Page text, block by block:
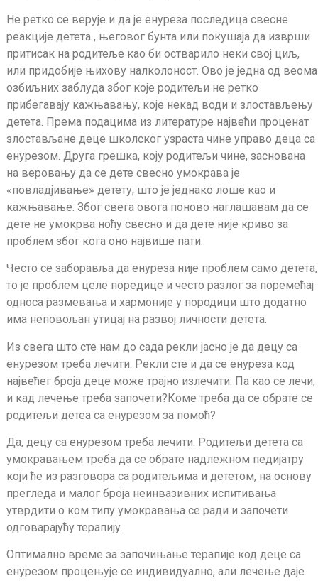
Не ретко се верује и да је енуреза последица свесне
реакције детета , његовог бунта или покушаја да изврши
притисак на родитеље као би остварило неки свој циљ,
или придобије њихову налколоност. Ово је једна од веома
озбиљних заблуда због које родитељи не ретко
прибегавају кажњавању, које некад води и злостављењу
детета. Према подацима из литературе највећи проценат
злостављане деце школског узраста чине управо деца са
енурезом. Друга грешка, коју родитељи чине, заснована
на веровању да се дете свесно умокрава је
«повладјивање» детету, што је једнако лоше као и
кажњавање. Због свега овога поново наглашавам да се
дете не умокрва ноћу свесно и да дете није криво за
проблем због кога оно највише пати.
Често се заборавља да енуреза није проблем само детета,
то је проблем целе поредице и често разлог за поремећај
односа размевања и хармоније у породици што додатно
има неповољан утицај на развој личности детета.
Из свега што сте нам до сада рекли јасно је да децу са
енурезом треба лечити. Рекли сте и да се енуреза код
највећег броја деце може трајно излечити. Па као се лечи,
и кад лечење треба започети?Коме треба да се обрате се
родитељи детеа са енурезом за помоћ?
Да, децу са енурезом треба лечити. Родитељи детета са
умокравањем треба да се обрате надлежном педијатру
који ће из разговора са родитељима и дететом, на основу
прегледа и малог броја неинвазивних испитивања
утврдити о ком типу умокравања се ради и започети
одговарајућу терапију.
Оптимално време за започињање терапије код деце са
енурезом процењује се индивидуално, али лечење даје